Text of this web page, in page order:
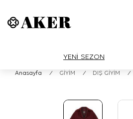
YENİ SEZON
Anasayfa / GİYİM / DIŞ GİYİM /